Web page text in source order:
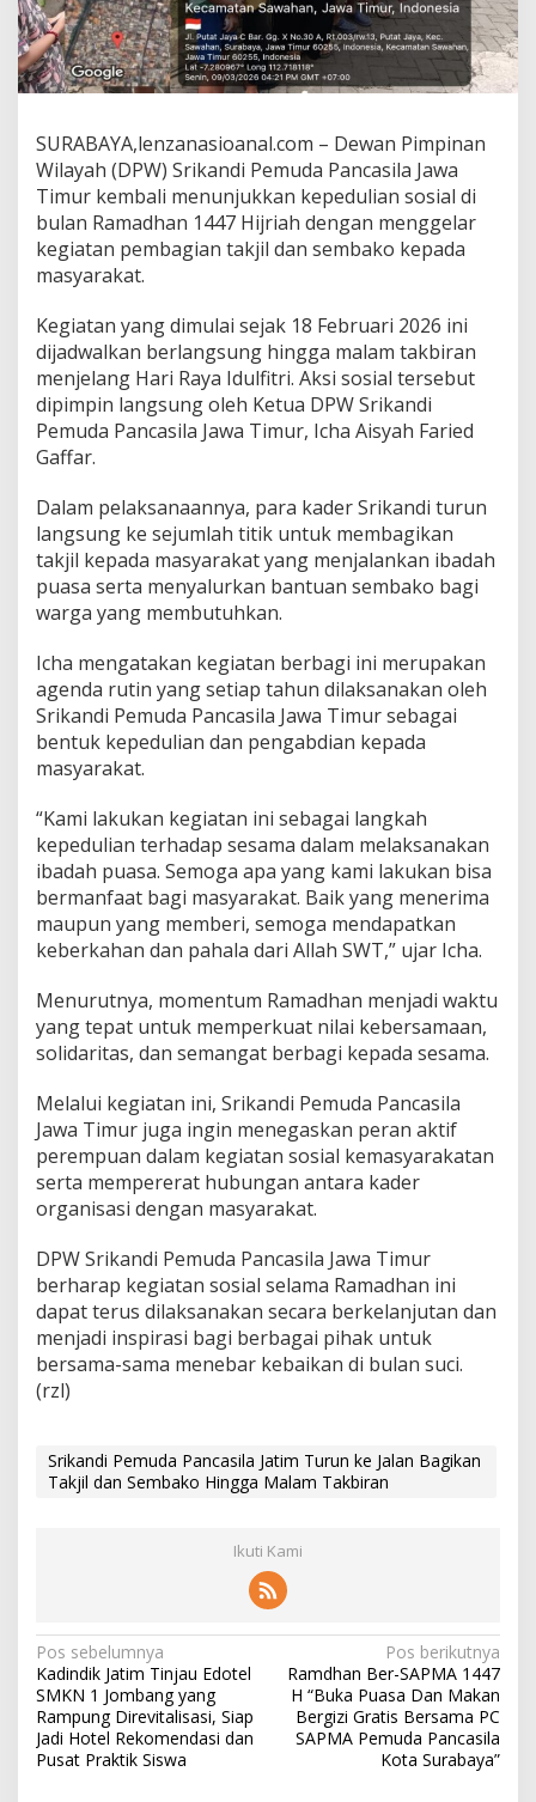
l
a
J
a
i
m
u
r
u
e
J
a
a
n
B
i
k
a
n
T
a
j
i
l
d
a
e
m
b
a
k
o
g
g
a
l
a
m
T
k
i
r
a
SURABAYA,lenzanasioanal.com – Dewan Pimpinan
Wilayah (DPW) Srikandi Pemuda Pancasila Jawa
Timur kembali menunjukkan kepedulian sosial di
bulan Ramadhan 1447 Hijriah dengan menggelar
kegiatan pembagian takjil dan sembako kepada
masyarakat.
Kegiatan yang dimulai sejak 18 Februari 2026 ini
dijadwalkan berlangsung hingga malam takbiran
menjelang Hari Raya Idulfitri. Aksi sosial tersebut
dipimpin langsung oleh Ketua DPW Srikandi
Pemuda Pancasila Jawa Timur, Icha Aisyah Faried
Gaffar.
Dalam pelaksanaannya, para kader Srikandi turun
langsung ke sejumlah titik untuk membagikan
takjil kepada masyarakat yang menjalankan ibadah
puasa serta menyalurkan bantuan sembako bagi
warga yang membutuhkan.
Icha mengatakan kegiatan berbagi ini merupakan
agenda rutin yang setiap tahun dilaksanakan oleh
Srikandi Pemuda Pancasila Jawa Timur sebagai
bentuk kepedulian dan pengabdian kepada
masyarakat.
“Kami lakukan kegiatan ini sebagai langkah
kepedulian terhadap sesama dalam melaksanakan
ibadah puasa. Semoga apa yang kami lakukan bisa
bermanfaat bagi masyarakat. Baik yang menerima
maupun yang memberi, semoga mendapatkan
keberkahan dan pahala dari Allah SWT,” ujar Icha.
Menurutnya, momentum Ramadhan menjadi waktu
yang tepat untuk memperkuat nilai kebersamaan,
solidaritas, dan semangat berbagi kepada sesama.
Melalui kegiatan ini, Srikandi Pemuda Pancasila
Jawa Timur juga ingin menegaskan peran aktif
perempuan dalam kegiatan sosial kemasyarakatan
serta mempererat hubungan antara kader
organisasi dengan masyarakat.
DPW Srikandi Pemuda Pancasila Jawa Timur
berharap kegiatan sosial selama Ramadhan ini
dapat terus dilaksanakan secara berkelanjutan dan
menjadi inspirasi bagi berbagai pihak untuk
bersama-sama menebar kebaikan di bulan suci.
(rzl)
Srikandi Pemuda Pancasila Jatim Turun ke Jalan Bagikan
Takjil dan Sembako Hingga Malam Takbiran
Ikuti Kami
N
a
v
i
Pos sebelumnya
Kadindik Jatim Tinjau Edotel
SMKN 1 Jombang yang
Rampung Direvitalisasi, Siap
Jadi Hotel Rekomendasi dan
Pusat Praktik Siswa
Pos berikutnya
Ramdhan Ber-SAPMA 1447
H “Buka Puasa Dan Makan
Bergizi Gratis Bersama PC
SAPMA Pemuda Pancasila
Kota Surabaya”